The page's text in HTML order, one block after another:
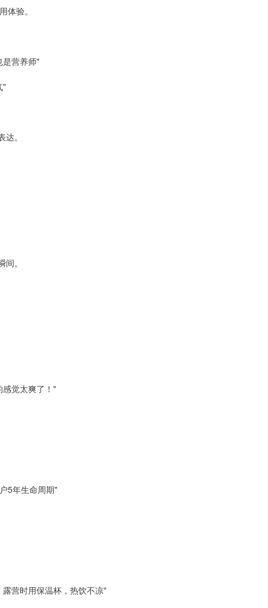
体验。
是营养师"
"
。
。
觉太爽了！"
5年生命周期"
营时用保温杯，热饮不凉"